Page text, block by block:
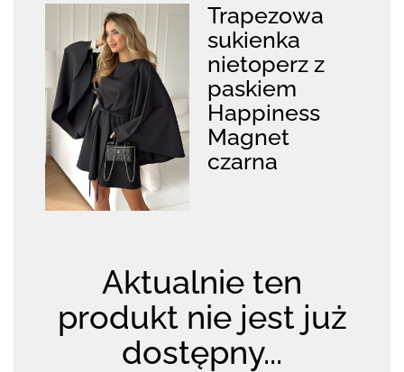
Trapezowa
sukienka
nietoperz z
paskiem
Happiness
Magnet
czarna
Aktualnie ten
produkt nie jest już
dostępny...